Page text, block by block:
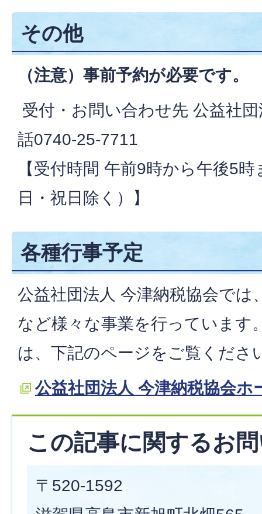
その他
（注意）事前予約が必要です。
受付・お問い合わせ先 公益社
話0740-25-7711
【受付時間 午前9時から午後5
日・祝日除く）】
各種行事予定
公益社団法人 今津納税協会では
など様々な事業を行っています
は、下記のページをご覧くださ
公益社団法人 今津納税協会ホ
この記事に関するお
〒520-1592